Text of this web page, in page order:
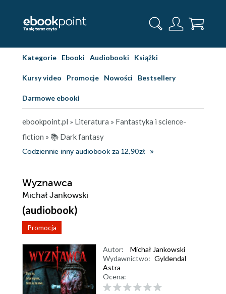
Kategorie Ebooki Audiobooki Książki
Kursy video Promocje Nowości Bestsellery
Darmowe ebooki
ebookpoint.pl » Literatura » Fantastyka i science-
fiction » 📚 Dark fantasy
Codziennie inny audiobook za 12,90zł
Wyznawca
Michał Jankowski
(audiobook)
Promocja
Autor:
Michał Jankowski
Wydawnictwo: Gyldendal
Astra
Ocena: